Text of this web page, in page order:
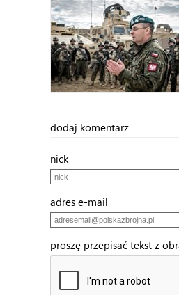
dodaj komentarz
nick
adres e-mail
proszę przepisać tekst z